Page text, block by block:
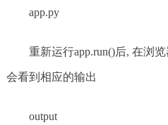
app.py
重新运行app.run()后, 在浏览
会看到相应的输出
output